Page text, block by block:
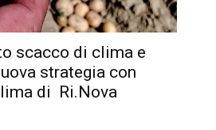
scacco di clima e
strategia con
di Ri.Nova